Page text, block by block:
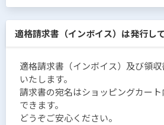
適格請求書（インボイス）は発行し
適格請求書（インボイス）及び領
いたします。
請求書の宛名はショッピングカー
できます。
どうぞご安心ください。